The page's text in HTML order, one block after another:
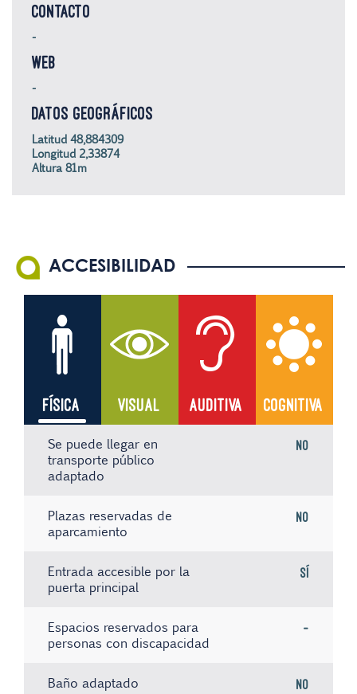
CONTACTO
-
WEB
-
DATOS GEOGRÁFICOS
Latitud 48,884309
Longitud 2,33874
Altura 81m
ACCESIBILIDAD
FÍSICA VISUAL AUDITIVA COGNITIVA
Se puede llegar en
transporte público
adaptado
No
Plazas reservadas de
aparcamiento
No
Entrada accesible por la
puerta principal
Sí
Espacios reservados para
personas con discapacidad
-
Baño adaptado No